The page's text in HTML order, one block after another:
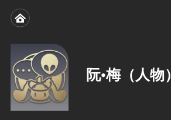
阮•梅（人物）